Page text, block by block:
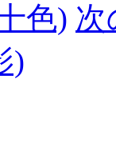
色) 次
)